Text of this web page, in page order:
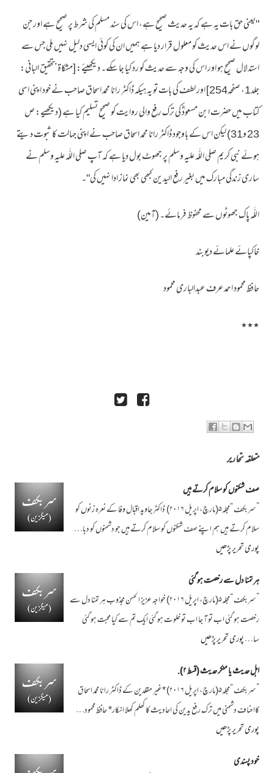
"یعنی حق بات یہ ہے کہ یہ حدیث صحیح ہے، اس کی سند مسلم کی شرط پر صحیح ہے اور جن
لوگوں نے اس حدیث کو معلول قرار دیا ہے ہمیں ان کی کوئی ایسی دلیل نہیں ملی جس سے
استدلال صحیح ہو اور اس کی وجہ سے حدیث کو رد کیا جا سکے۔ دیکھیئے: [مشكاۃ بتحقیق البانی:
جلد1، صفحہ254] اور لطف کی بات تو یہ ہیکہ ڈاکٹر رانا محمد اسحاق صاحب نے خود اپنی اسی
کتاب میں حضرت ابن مسعودؓ کی ترک رفع والی روایت کو صحیح تسلیم کیا ہے (دیکھیے: ص
23 و31) لیکن اس کے باوجود ڈاکٹر رانا محمد اسحاق صاحب نے اپنی جہالت کا ثبوت دیتے
ہوئے نبی کریم صلی اللّٰہ علیہ وسلم پر جھوٹ بول دیا ہے کہ آپ صلی اللّٰہ علیہ وسلم نے
ساری زندگی مبارک میں بغیر رفع الیدین کبھی بھی نماز ادا نہیں کی"۔
اللّٰہ پاک جھوٹوں سے محفوظ فرمائے۔ (آمین)
خاکپائے علمائے دیوبند
حافظ محمود احمد عرف عبدالباری محمود
٭٭٭
متعلقہ تحاریر
صف شکنوں کو سلام کرتے ہیں
”سربکف “مجلہ۵(مارچ، اپریل ۲۰۱۶) ڈاکٹر جاوید اقبال وفا کے نعرہ زنوں کو
سلام کرتے ہیں ہم اپنے صف شکنوں کو سلام کرتے ہیں جو دشمنوں کو دبا…
پوری تحریر پڑھیں
ہر تمنا دل سے رخصت ہو گئی
”سربکف “مجلہ۵(مارچ، اپریل ۲۰۱۶) خواجہ عزیز الحسن مجذوب ہر تمنا دل سے
رخصت ہو گئی اب تو آ جا اب تو خلوت ہو گئی ایک تم سے کیا محبت ہو گئی
سا…پوری تحریر پڑھیں
اہل حدیث یا منکر حدیث (قسط ۲).
”سربکف “مجلہ۵(مارچ، اپریل ۲۰۱۶) *غیر مقلدین کے ڈاکٹر رانا محمد اسحاق
کااحناف دشمنی میں ترک رفع یدین کی احادیث کا کھلم کھلا انکار* حافظ محمود…
پوری تحریر پڑھیں
خود پسندی